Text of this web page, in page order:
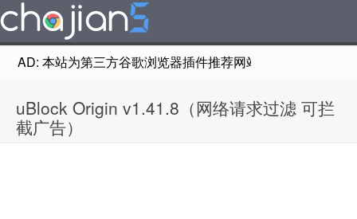
AD: 本站为第三方谷歌浏览器插件推荐网站，非Google
uBlock Origin v1.41.8（网络请求过滤 可拦
截广告）